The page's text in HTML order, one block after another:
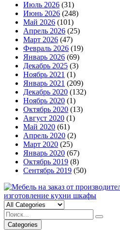
Июль 2026 (31)
Июнь 2026 (248)
Май 2026 (101)
Апрель 2026 (25)
Март 2026 (47)
Февраль 2026 (19)
Январь 2026 (69)
Декабрь 2025 (3)
Ноябрь 2021 (1)
Январь 2021 (209)
Декабрь 2020 (132)
Ноябрь 2020 (1)
Октябрь 2020 (13)
Август 2020 (1)
Май 2020 (61)
Апрель 2020 (2)
Март 2020 (25)
Январь 2020 (67)
Октябрь 2019 (8)
Сентябрь 2019 (50)
Categories